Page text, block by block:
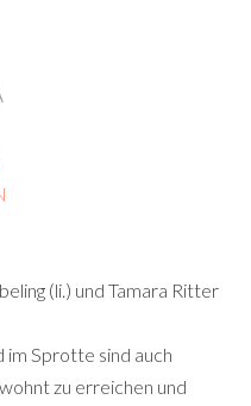
(li.) und Tamara Ritter
im Sprotte sind auch
zu erreichen und